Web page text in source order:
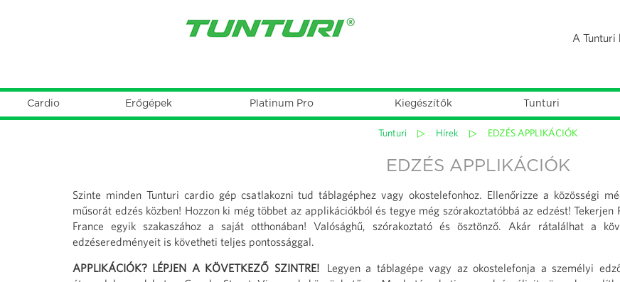
A Tunturi
Főmenü
Cardio Erőgépek Platinum Pro Kiegészítők Tunturi
Tunturi ▷ Hírek ▷ EDZÉS APPLIKÁCIÓK
EDZÉS APPLIKÁCIÓK
Szinte minden Tunturi cardio gép csatlakozni tud táblagéphez vagy okostelefonhoz. Ellenőrizze a közösségi
műsorát edzés közben! Hozzon ki még többet az applikációkból és tegye még szórakoztatóbbá az edzést!
France egyik szakaszához a saját otthonában! Valósághű, szórakoztató és ösztönző. Akár rátalálhat a
edzéseredményeit is követheti teljes pontossággal.
APPLIKÁCIÓK? LÉPJEN A KÖVETKEZŐ SZINTRE! Legyen a táblagépe vagy az okostelefonja a személyi